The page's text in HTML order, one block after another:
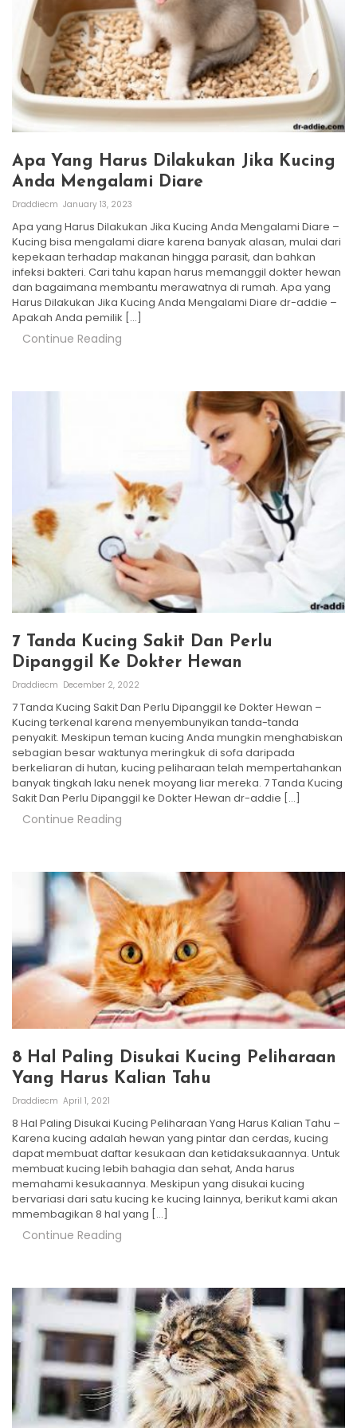
Apa Yang Harus Dilakukan Jika Kucing
Anda Mengalami Diare
Draddiecm January 13, 2023
Apa yang Harus Dilakukan Jika Kucing Anda Mengalami Diare –
Kucing bisa mengalami diare karena banyak alasan, mulai dari
kepekaan terhadap makanan hingga parasit, dan bahkan
infeksi bakteri. Cari tahu kapan harus memanggil dokter hewan
dan bagaimana membantu merawatnya di rumah. Apa yang
Harus Dilakukan Jika Kucing Anda Mengalami Diare dr-addie –
Apakah Anda pemilik […]
Continue Reading
7 Tanda Kucing Sakit Dan Perlu
Dipanggil Ke Dokter Hewan
Draddiecm December 2, 2022
7 Tanda Kucing Sakit Dan Perlu Dipanggil ke Dokter Hewan –
Kucing terkenal karena menyembunyikan tanda-tanda
penyakit. Meskipun teman kucing Anda mungkin menghabiskan
sebagian besar waktunya meringkuk di sofa daripada
berkeliaran di hutan, kucing peliharaan telah mempertahankan
banyak tingkah laku nenek moyang liar mereka. 7 Tanda Kucing
Sakit Dan Perlu Dipanggil ke Dokter Hewan dr-addie […]
Continue Reading
8 Hal Paling Disukai Kucing Peliharaan
Yang Harus Kalian Tahu
Draddiecm April 1, 2021
8 Hal Paling Disukai Kucing Peliharaan Yang Harus Kalian Tahu –
Karena kucing adalah hewan yang pintar dan cerdas, kucing
dapat membuat daftar kesukaan dan ketidaksukaannya. Untuk
membuat kucing lebih bahagia dan sehat, Anda harus
memahami kesukaannya. Meskipun yang disukai kucing
bervariasi dari satu kucing ke kucing lainnya, berikut kami akan
mmembagikan 8 hal yang […]
Continue Reading